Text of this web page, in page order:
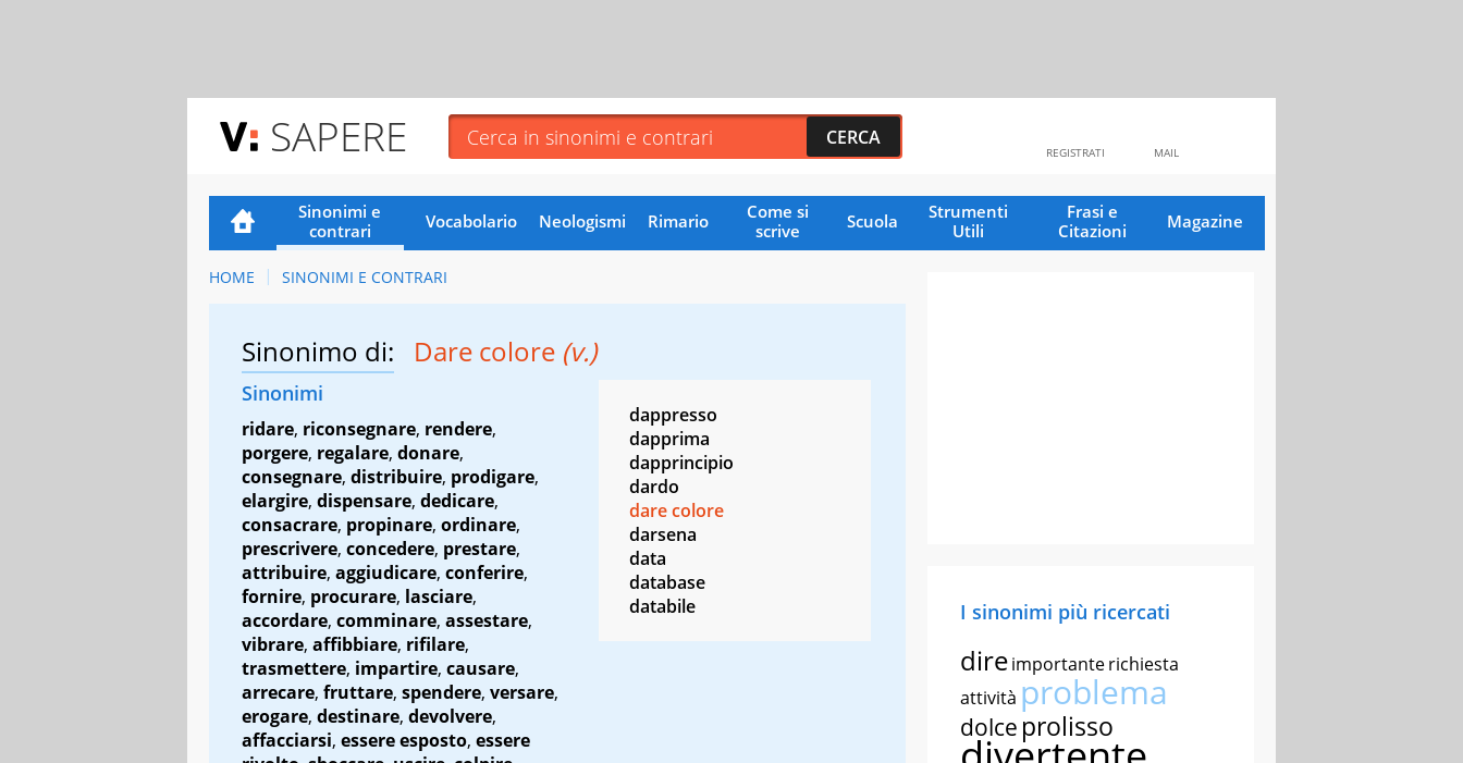
SAPERE MAIL
REGISTRATI
Sinonimi e
contrari
Vocabolario Neologismi Rimario
Come si
scrive
Scuola
Strumenti
Utili
Frasi e
Citazioni
Magazine
HOME SINONIMI E CONTRARI
Sinonimo di: Dare colore (v.)
Sinonimi
ridare, riconsegnare, rendere,
porgere, regalare, donare,
consegnare, distribuire, prodigare,
elargire, dispensare, dedicare,
consacrare, propinare, ordinare,
prescrivere, concedere, prestare,
attribuire, aggiudicare, conferire,
fornire, procurare, lasciare,
accordare, comminare, assestare,
vibrare, affibbiare, rifilare,
trasmettere, impartire, causare,
arrecare, fruttare, spendere, versare,
erogare, destinare, devolvere,
affacciarsi, essere esposto, essere
dappresso
dapprima
dapprincipio
dardo
dare colore
darsena
data
database
databile
I sinonimi più ricercati
direimportanterichiesta
attività problema
dolce prolisso